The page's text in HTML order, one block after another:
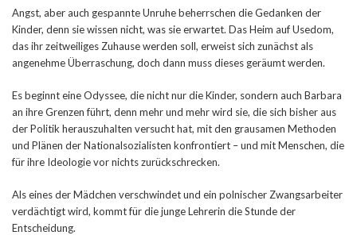
Angst, aber auch gespannte Unruhe beherrschen die Gedanken der
Kinder, denn sie wissen nicht, was sie erwartet. Das Heim auf Usedom,
das ihr zeitweiliges Zuhause werden soll, erweist sich zunächst als
angenehme Überraschung, doch dann muss dieses geräumt werden.
Es beginnt eine Odyssee, die nicht nur die Kinder, sondern auch Barbara
an ihre Grenzen führt, denn mehr und mehr wird sie, die sich bisher aus
der Politik herauszuhalten versucht hat, mit den grausamen Methoden
und Plänen der Nationalsozialisten konfrontiert – und mit Menschen, die
für ihre Ideologie vor nichts zurückschrecken.
Als eines der Mädchen verschwindet und ein polnischer Zwangsarbeiter
verdächtigt wird, kommt für die junge Lehrerin die Stunde der
Entscheidung.